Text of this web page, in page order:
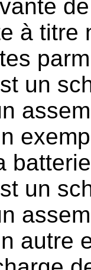
à titre
un
un
autre